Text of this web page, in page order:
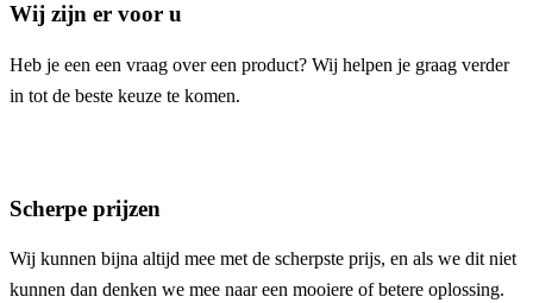
Wij zijn er voor u
Heb je een een vraag over een product? Wij helpen je graag verder
in tot de beste keuze te komen.
Scherpe prijzen
Wij kunnen bijna altijd mee met de scherpste prijs, en als we dit niet
kunnen dan denken we mee naar een mooiere of betere oplossing.